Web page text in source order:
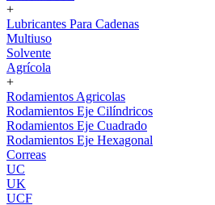
+
Lubricantes Para Cadenas
Multiuso
Solvente
Agrícola
+
Rodamientos Agricolas
Rodamientos Eje Cilíndricos
Rodamientos Eje Cuadrado
Rodamientos Eje Hexagonal
Correas
UC
UK
UCF